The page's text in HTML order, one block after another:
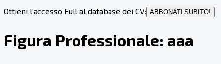
Ottieni l'accesso Full al database dei CV: ABBONATI SUBITO!
Figura Professionale: aaa